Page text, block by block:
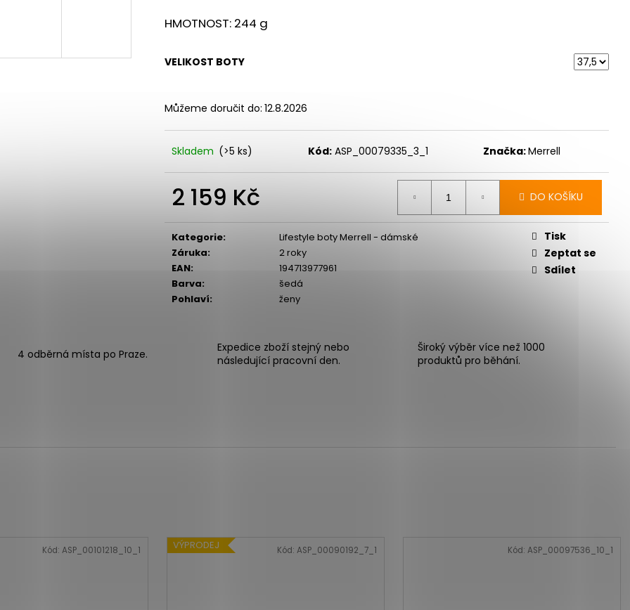
HMOTNOST: 244 g
VELIKOST BOTY
Můžeme doručit do: 12.8.2026
Skladem (>5 ks) Kód: ASP_00079335_3_1 Značka:Merrell
2 159 Kč DO KOŠÍKU
Kategorie:
Lifestyle boty Merrell - dámské
Záruka:
2 roky
EAN:
194713977961
Barva:
šedá
Pohlaví: ženy
Tisk
Zeptat se
Sdílet
4 odběrná místa po Praze.
Expedice zboží stejný nebo
následující pracovní den.
Široký výběr více než 1000
produktů pro běhání.
Kód: ASP_00101218_10_1 VÝPRODEJ Kód: ASP_00090192_7_1 Kód: ASP_00097536_10_1